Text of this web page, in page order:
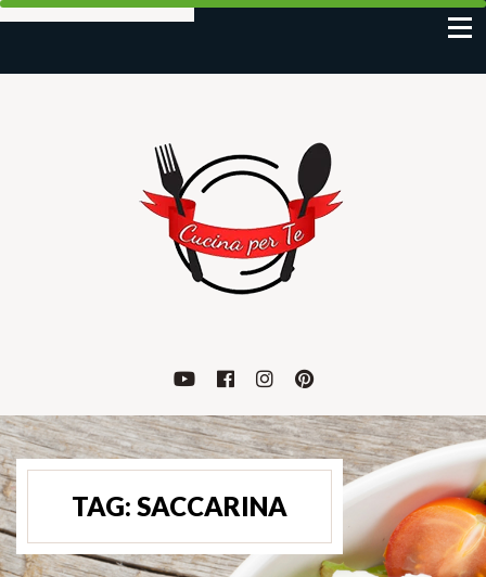
TAG: SACCARINA